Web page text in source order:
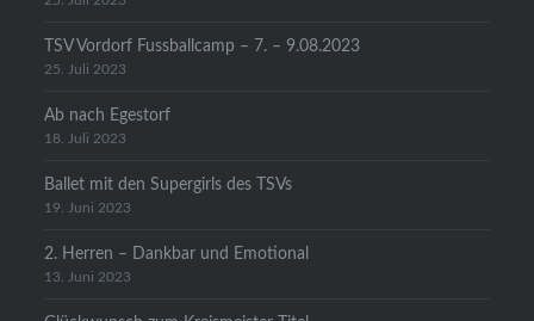
TSV Vordorf Fussballcamp – 7. – 9.08.2023
25. Juli 2023
Ab nach Egestorf
18. Juli 2023
Ballet mit den Supergirls des TSVs
19. Juni 2023
2. Herren – Dankbar und Emotional
13. Juni 2023